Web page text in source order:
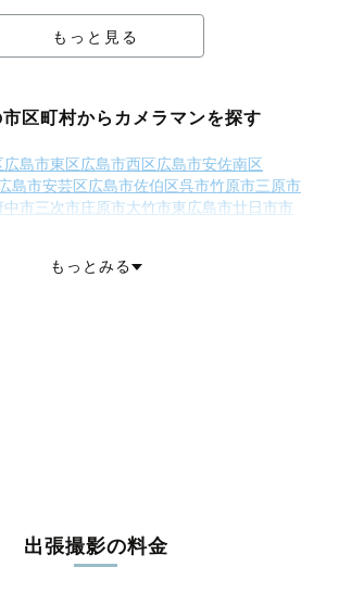
もっと見る
区町村からカメラマンを探す
広島市東区広島市西区広島市安佐南区
島市安芸区広島市佐伯区呉市竹原市三原市
中市三次市庄原市大竹市東広島市廿日市市
羅郡世羅町 神石郡神石高原町
もっとみる
出張撮影の料金